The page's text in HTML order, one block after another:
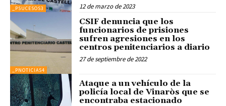
_PSUCESOS3 12 de marzo de 2023
_PNOTICIAS4
CSIF denuncia que los
funcionarios de prisiones
sufren agresiones en los
centros penitenciarios a diario
27 de septiembre de 2022
Ataque a un vehículo de la
policía local de Vinaròs que se
encontraba estacionado